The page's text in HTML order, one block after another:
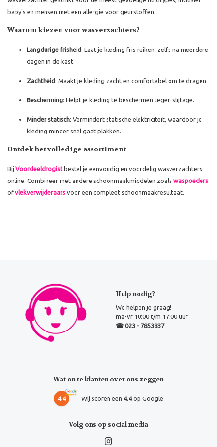
baby's en mensen met een allergie voor geurstoffen.
Waarom kiezen voor wasverzachters?
Langdurige frisheid: Laat je kleding fris ruiken, zelfs na meerdere
dagen in de kast.
Zachtheid: Maakt je kleding zacht en comfortabel om te dragen.
Bescherming: Helpt je kleding te beschermen tegen slijtage.
Minder statisch: Vermindert statische elektriciteit, waardoor je
kleding minder snel gaat plakken.
Ontdek het volledige assortiment
Bij Voordeeldrogistbestel je eenvoudig en voordelig wasverzachters
online. Combineer met andere schoonmaakmiddelen zoals waspoeders
of vlekverwijderaars voor een compleet schoonmaakresultaat.
Hulp nodig?
We helpen je graag!
ma-vr 10:00 t/m 17:00 uur
☎ 023 - 7853837
Wat onze klanten over ons zeggen
4.4 Wij scoren een 4.4op Google
Volg ons op social media